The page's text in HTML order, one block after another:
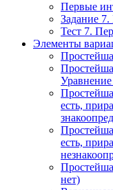
Первые
Задание
Тест 7.
Элементы
есть,
есть,
нет)